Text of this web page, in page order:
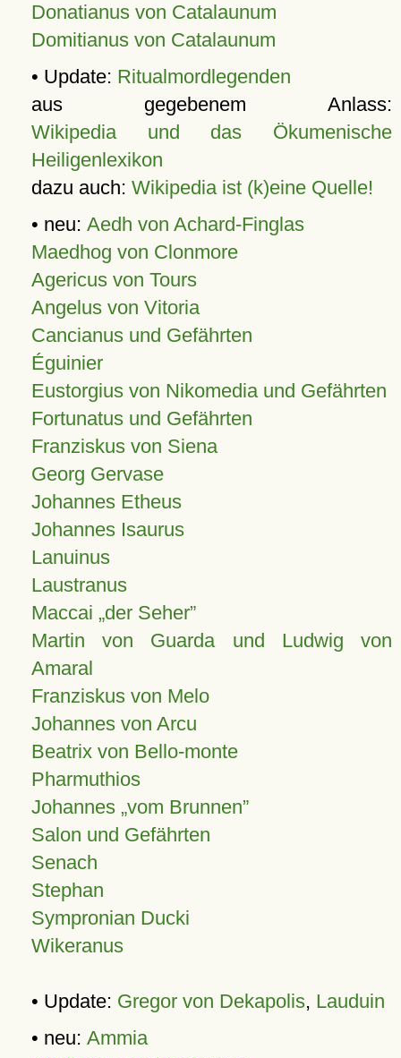
Donatianus von Catalaunum
Domitianus von Catalaunum
• Update: Ritualmordlegenden
aus gegebenem Anlass:
Wikipedia und das Ökumenische
Heiligenlexikon
dazu auch: Wikipedia ist (k)eine Quelle!
• neu: Aedh von Achard-Finglas
Maedhog von Clonmore
Agericus von Tours
Angelus von Vitoria
Cancianus und Gefährten
Éguinier
Eustorgius von Nikomedia und Gefährten
Fortunatus und Gefährten
Franziskus von Siena
Georg Gervase
Johannes Etheus
Johannes Isaurus
Lanuinus
Laustranus
Maccai „der Seher”
Martin von Guarda und Ludwig von
Amaral
Franziskus von Melo
Johannes von Arcu
Beatrix von Bello-monte
Pharmuthios
Johannes vom Brunnen
Salon und Gefährten
Senach
Stephan
Sympronian Ducki
Wikeranus
• Update: Gregor von Dekapolis, Lauduin
• neu: Ammia